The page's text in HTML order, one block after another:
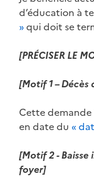
d’éducation à
»qui doit se
[PRÉCISER LE
[Motif 1 – Décès
Cette
en date du «
[Motif 2 -
foyer]